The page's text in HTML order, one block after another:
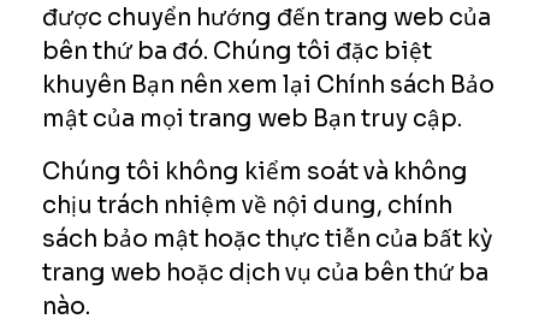
được chuyển hướng đến trang web của
bên thứ ba đó. Chúng tôi đặc biệt
khuyên Bạn nên xem lại Chính sách Bảo
mật của mọi trang web Bạn truy cập.
Chúng tôi không kiểm soát và không
chịu trách nhiệm về nội dung, chính
sách bảo mật hoặc thực tiễn của bất kỳ
trang web hoặc dịch vụ của bên thứ ba
nào.